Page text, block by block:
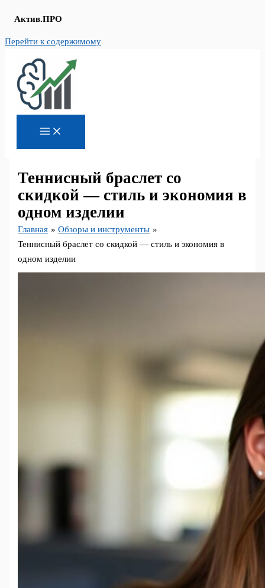
Актив.ПРО
Перейти к содержимому
Теннисный браслет со
скидкой — стиль и экономия в
одном изделии
Главная
Обзоры и инструменты
Теннисный браслет со скидкой — стиль и экономия в
одном изделии